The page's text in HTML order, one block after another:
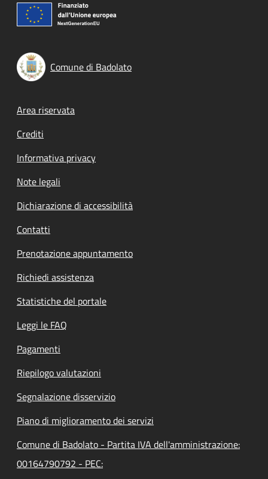
Comune di Badolato
Footer menu
Area riservata
Crediti
Informativa privacy
Note legali
Dichiarazione di accessibilità
Contatti
Prenotazione appuntamento
Richiedi assistenza
Statistiche del portale
Leggi le FAQ
Pagamenti
Riepilogo valutazioni
Segnalazione disservizio
Piano di miglioramento dei servizi
Comune di Badolato - Partita IVA dell'amministrazione:
00164790792 - PEC: